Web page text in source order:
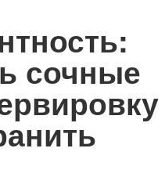
сочные